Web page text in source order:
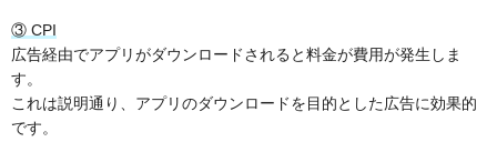
③ CPI
広告経由でアプリがダウンロードされると料金が費用が発生しま
す。
これは説明通り、アプリのダウンロードを目的とした広告に効果的
です。